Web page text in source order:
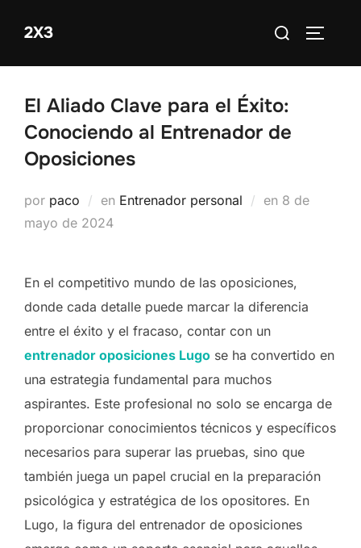
2X3 Buscar:
El Aliado Clave para el Éxito:
Conociendo al Entrenador de
Oposiciones
por paco en Entrenador personal en Publicado
8 de
mayo de 2024
En el competitivo mundo de las oposiciones,
donde cada detalle puede marcar la diferencia
entre el éxito y el fracaso, contar con un
entrenador oposiciones Lugo se ha convertido en
una estrategia fundamental para muchos
aspirantes. Este profesional no solo se encarga de
proporcionar conocimientos técnicos y específicos
necesarios para superar las pruebas, sino que
también juega un papel crucial en la preparación
psicológica y estratégica de los opositores. En
Lugo, la figura del entrenador de oposiciones